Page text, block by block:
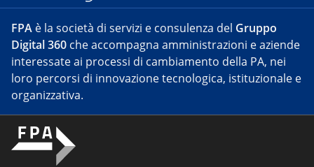
FPA è la società di servizi e consulenza del Gruppo
Digital 360 che accompagna amministrazioni e aziende
interessate ai processi di cambiamento della PA, nei
loro percorsi di innovazione tecnologica, istituzionale e
organizzativa.